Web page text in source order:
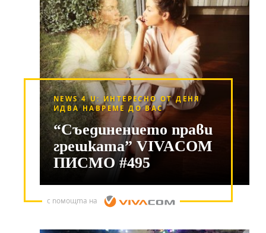
NEWS 4 U: ИНТЕРЕСНО ОТ ДЕНЯ
ИДВА НАВРЕМЕ ДО ВАС
“Съединението прави
грешката” VIVACOM
ПИСМО #495
с помощта на